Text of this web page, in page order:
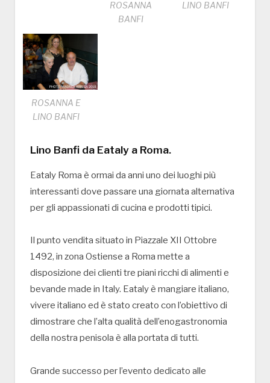
ROSANNA
BANFI
LINO BANFI
ROSANNA E
LINO BANFI
Lino Banfi da Eataly a Roma.
Eataly Roma è ormai da anni uno dei luoghi più
interessanti dove passare una giornata alternativa
per gli appassionati di cucina e prodotti tipici.
Il punto vendita situato in Piazzale XII Ottobre
1492, in zona Ostiense a Roma mette a
disposizione dei clienti tre piani ricchi di alimenti e
bevande made in Italy. Eataly è mangiare italiano,
vivere italiano ed è stato creato con l’obiettivo di
dimostrare che l’alta qualità dell’enogastronomia
della nostra penisola è alla portata di tutti.
Grande successo per l’evento dedicato alle